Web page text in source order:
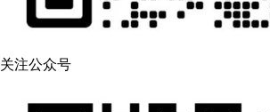
关注公众号